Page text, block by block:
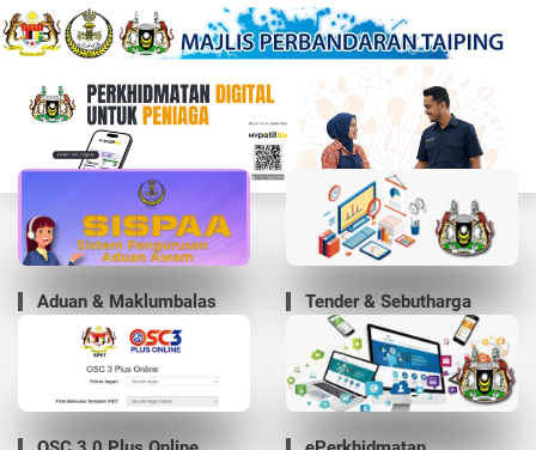
Aduan & Maklumbalas Tender & Sebutharga